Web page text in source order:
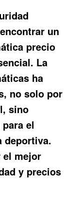
un
precio
La
ha
no solo por
sino
el
deportiva.
el mejor
y precios